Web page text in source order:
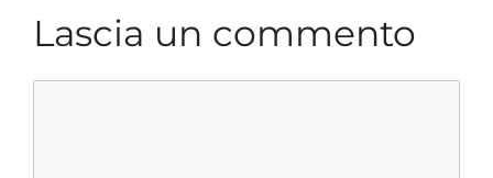
Lascia un commento